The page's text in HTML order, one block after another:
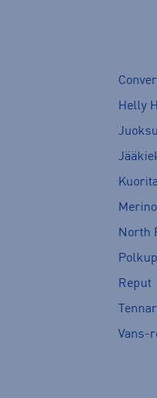
Helly
North
Reput
Vans-